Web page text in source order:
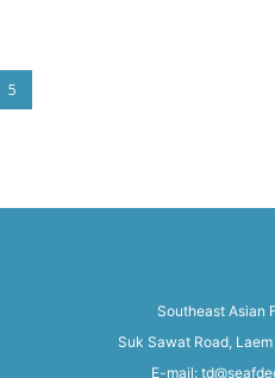
5
Southeast Asian
Suk Sawat Road,
E-mail: